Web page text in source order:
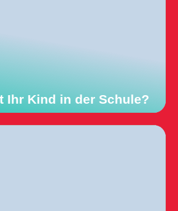
Ihr Kind in der Schule?